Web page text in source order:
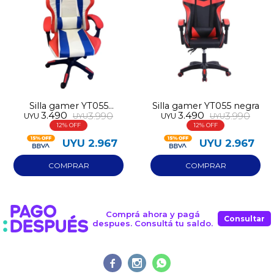
Silla gamer YT055
blanca
UYU 3.490 UYU3.990
12
UYU 2.967
Silla gamer YT055 negra
UYU 3.490 UYU3.990
12
UYU 2.967
Comprá ahora y pagá
despues. Consultá tu saldo.
Consultar
  
Fecha de nacimiento
Día
Elegí tus productos preferidos
Elegís Pago Después como metodo de pago
* sujeto a aprobación crediticia. El monto disponible
preguntas@pagodespues.com.uy